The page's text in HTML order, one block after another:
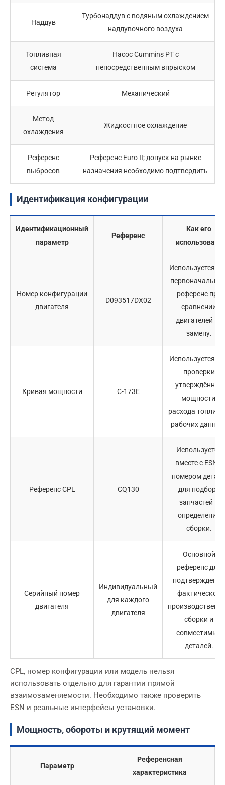
Наддув
Турбонаддув с водяным охлаждением
наддувочного воздуха
Топливная
система
Насос Cummins PT с
непосредственным впрыском
Регулятор Механический
Метод
охлаждения
Жидкостное охлаждение
Референс
выбросов
Референс Euro II; допуск на рынке
назначения необходимо подтвердить
Идентификация конфигурации
Идентификационный
параметр
Референс
Как его
использовать
Номер конфигурации
двигателя
D093517DX02
Используется
референс при
сравнении
двигателей на
замену.
Кривая мощности C-173E
Используется
проверки
утверждённой
мощности,
расхода
рабочих
Референс CPL CQ130
Используется
вместе с ESN и
номером
для подбора
запчастей и
определения
сборки.
Серийный номер
двигателя
Индивидуальный
для каждого
двигателя
Основной
референс для
подтверждения
фактической
сборки и
совместимых
деталей.
CPL, номер конфигурации или модель нельзя
использовать отдельно для гарантии прямой
взаимозаменяемости. Необходимо также проверить
ESN и реальные интерфейсы установки.
Мощность, обороты и крутящий момент
Параметр
Референсная
характеристика